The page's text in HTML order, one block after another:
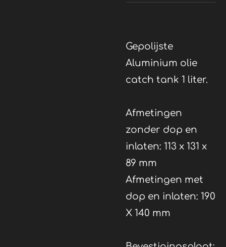
Gepolijste
Aluminium olie
catch tank 1 liter.
Afmetingen
zonder dop en
inlaten: 113 x 131 x
89 mm
Afmetingen met
dop en inlaten: 190
X 140 mm